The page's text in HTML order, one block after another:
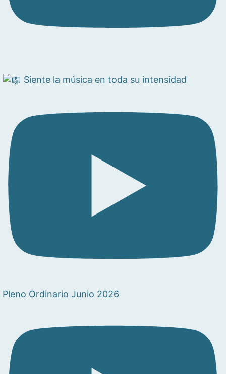
Siente la música en toda su intensidad
Pleno Ordinario Junio 2026